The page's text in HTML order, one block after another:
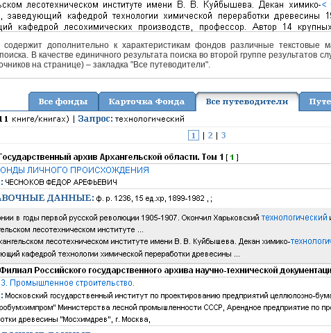
содержит дополнительно к характеристикам фондов различные
В качестве единичного результата поиска во второй группе результатов
на странице) – закладка "Все путеводители".